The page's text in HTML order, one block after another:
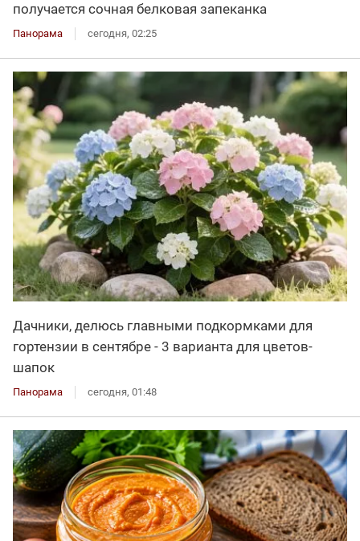
получается сочная белковая запеканка
Панорама сегодня, 02:25
Дачники, делюсь главными подкормками для
гортензии в сентябре - 3 варианта для цветов-
шапок
Панорама сегодня, 01:48